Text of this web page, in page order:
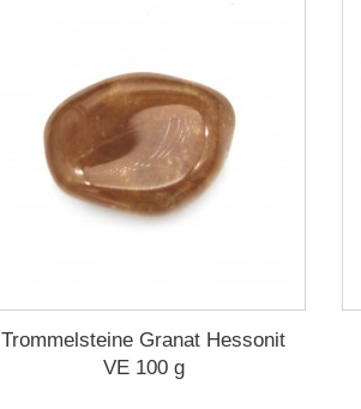
Trommelsteine Granat Hessonit
VE 100 g